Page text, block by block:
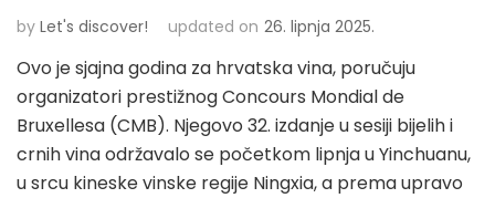
by Let's discover! updated on 26. lipnja 2025.
Ovo je sjajna godina za hrvatska vina, poručuju
organizatori prestižnog Concours Mondial de
Bruxellesa (CMB). Njegovo 32. izdanje u sesiji bijelih i
crnih vina održavalo se početkom lipnja u Yinchuanu,
u srcu kineske vinske regije Ningxia, a prema upravo